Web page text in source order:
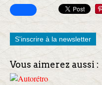
S'inscrire à la newsletter
Vous aimerez aussi :